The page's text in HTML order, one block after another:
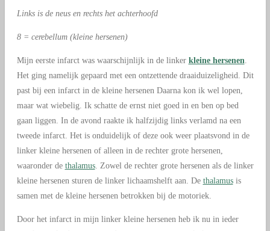
Links is de neus en rechts het achterhoofd
8 = cerebellum (kleine hersenen)
Mijn eerste infarct was waarschijnlijk in de linker kleine hersenen
Het ging namelijk gepaard met een ontzettende draaiduizeligheid. Dit
past bij een infarct in de kleine hersenen Daarna kon ik wel lopen,
maar wat wiebelig. Ik schatte de ernst niet goed in en ben op bed
gaan liggen. In de avond raakte ik halfzijdig links verlamd na een
tweede infarct. Het is onduidelijk of deze ook weer plaatsvond in de
linker kleine hersenen of alleen in de rechter grote hersenen,
waaronder de thalamus. Zowel de rechter grote hersenen als de linker
kleine hersenen sturen de linker lichaamshelft aan. De thalamusis
samen met de kleine hersenen betrokken bij de motoriek.
Door het infarct in mijn linker kleine hersenen heb ik nu in ieder